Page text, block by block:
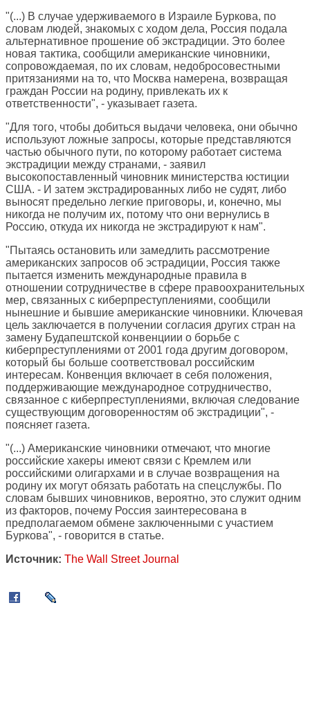
"(...) В случае удерживаемого в Израиле Буркова, по
словам людей, знакомых с ходом дела, Россия подала
альтернативное прошение об экстрадиции. Это более
новая тактика, сообщили американские чиновники,
сопровождаемая, по их словам, недобросовестными
притязаниями на то, что Москва намерена, возвращая
граждан России на родину, привлекать их к
ответственности", - указывает газета.
"Для того, чтобы добиться выдачи человека, они обычно
используют ложные запросы, которые представляются
частью обычного пути, по которому работает система
экстрадиции между странами, - заявил
высокопоставленный чиновник министерства юстиции
США. - И затем экстрадированных либо не судят, либо
выносят предельно легкие приговоры, и, конечно, мы
никогда не получим их, потому что они вернулись в
Россию, откуда их никогда не экстрадируют к нам".
"Пытаясь остановить или замедлить рассмотрение
американских запросов об эстрадиции, Россия также
пытается изменить международные правила в
отношении сотрудничестве в сфере правоохранительных
мер, связанных с киберпреступлениями, сообщили
нынешние и бывшие американские чиновники. Ключевая
цель заключается в получении согласия других стран на
замену Будапештской конвенциии о борьбе с
киберпреступлениями от 2001 года другим договором,
который бы больше соответствовал российским
интересам. Конвенция включает в себя положения,
поддерживающие международное сотрудничество,
связанное с киберпреступлениями, включая следование
существующим договоренностям об экстрадиции", -
поясняет газета.
"(...) Американские чиновники отмечают, что многие
российские хакеры имеют связи с Кремлем или
российскими олигархами и в случае возвращения на
родину их могут обязать работать на спецслужбы. По
словам бывших чиновников, вероятно, это служит одним
из факторов, почему Россия заинтересована в
предполагаемом обмене заключенными с участием
Буркова", - говорится в статье.
Источник: The Wall Street Journal